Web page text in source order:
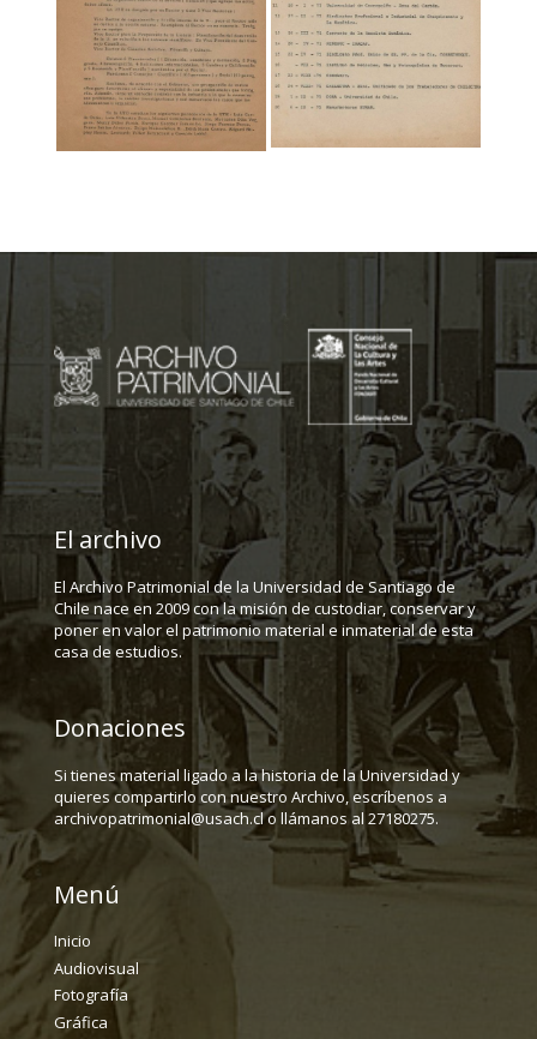
El archivo
El Archivo Patrimonial de la Universidad de Santiago de
Chile nace en 2009 con la misión de custodiar, conservar y
poner en valor el patrimonio material e inmaterial de esta
casa de estudios.
Donaciones
Si tienes material ligado a la historia de la Universidad y
quieres compartirlo con nuestro Archivo, escríbenos a
archivopatrimonial@usach.cl o llámanos al 27180275.
Menú
Inicio
Audiovisual
Fotografía
Gráfica